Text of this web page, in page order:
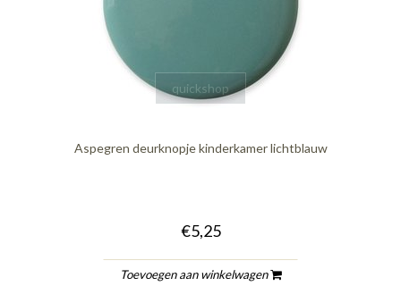
quickshop
Aspegren deurknopje kinderkamer lichtblauw
€5,25
Toevoegen aan winkelwagen